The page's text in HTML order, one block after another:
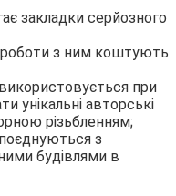
закладки серйозного
роботи з ним коштують
при
унікальні авторські
різьбленням;
з
будівлями в